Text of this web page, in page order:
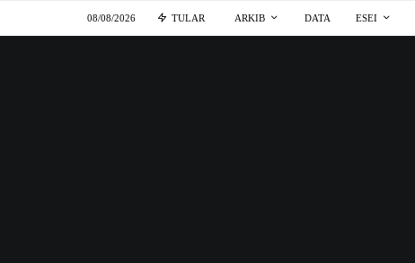
08/08/2026 TULAR ARKIB DATA ESEI